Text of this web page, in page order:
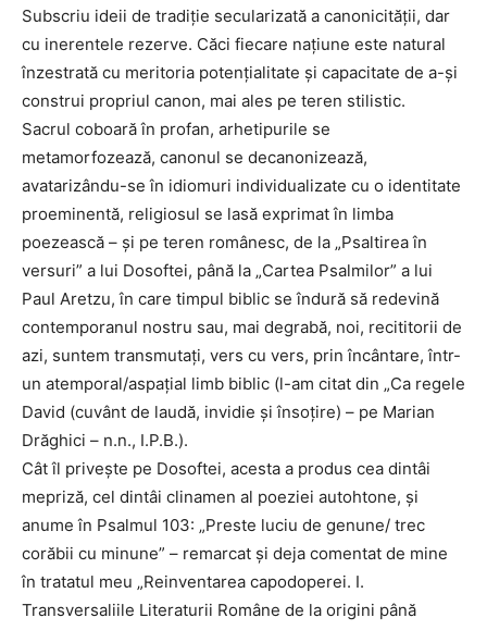
Subscriu ideii de tradiție secularizată a canonicității, dar
cu inerentele rezerve. Căci fiecare națiune este natural
înzestrată cu meritoria potențialitate și capacitate de a-și
construi propriul canon, mai ales pe teren stilistic.
Sacrul coboară în profan, arhetipurile se
metamorfozează, canonul se decanonizează,
avatarizându-se în idiomuri individualizate cu o identitate
proeminentă, religiosul se lasă exprimat în limba
poezească – și pe teren românesc, de la „Psaltirea în
versuri” a lui Dosoftei, până la „Cartea Psalmilor” a lui
Paul Aretzu, în care timpul biblic se îndură să redevină
contemporanul nostru sau, mai degrabă, noi, recititorii de
azi, suntem transmutați, vers cu vers, prin încântare, într-
un atemporal/aspațial limb biblic (l-am citat din „Ca regele
David (cuvânt de laudă, invidie și însoțire) – pe Marian
Drăghici – n.n., I.P.B.).
Cât îl privește pe Dosoftei, acesta a produs cea dintâi
mepriză, cel dintâi clinamen al poeziei autohtone, și
anume în Psalmul 103: „Preste luciu de genune/ trec
corăbii cu minune” – remarcat și deja comentat de mine
în tratatul meu „Reinventarea capodoperei. I.
Transversaliile Literaturii Române de la origini până